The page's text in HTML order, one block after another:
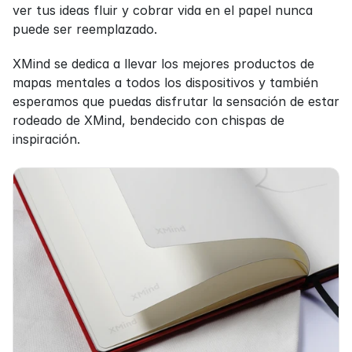
ver tus ideas fluir y cobrar vida en el papel nunca
puede ser reemplazado.
XMind se dedica a llevar los mejores productos de
mapas mentales a todos los dispositivos y también
esperamos que puedas disfrutar la sensación de estar
rodeado de XMind, bendecido con chispas de
inspiración.